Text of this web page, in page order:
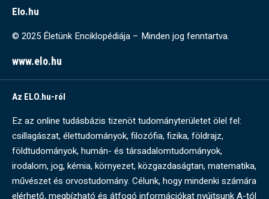
Elo.hu
© 2025 Életünk Enciklopédiája – Minden jog fenntartva.
www.elo.hu
Az ELO.hu-ról
Ez az online tudásbázis tizenöt tudományterületet ölel fel:
csillagászat, élettudományok, filozófia, fizika, földrajz,
földtudományok, humán- és társadalomtudományok,
irodalom, jog, kémia, környezet, közgazdaságtan, matematika,
művészet és orvostudomány. Célunk, hogy mindenki számára
elérhető, megbízható és átfogó információkat nyújtsunk A-tól